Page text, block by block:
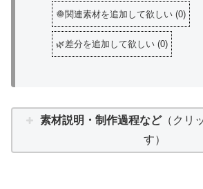
🧅関連素材を追加して欲しい (0)
🌿差分を追加して欲しい (0)
素材説明・制作過程など（クリ
す）